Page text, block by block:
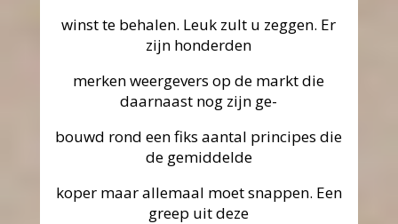
winst te behalen. Leuk zult u zeggen. Er
zijn honderden
merken weergevers op de markt die
daarnaast nog zijn ge-
bouwd rond een fiks aantal principes die
de gemiddelde
koper maar allemaal moet snappen. Een
greep uit deze